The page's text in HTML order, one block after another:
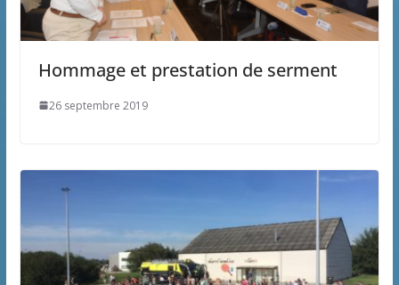
Hommage et prestation de serment
26 septembre 2019